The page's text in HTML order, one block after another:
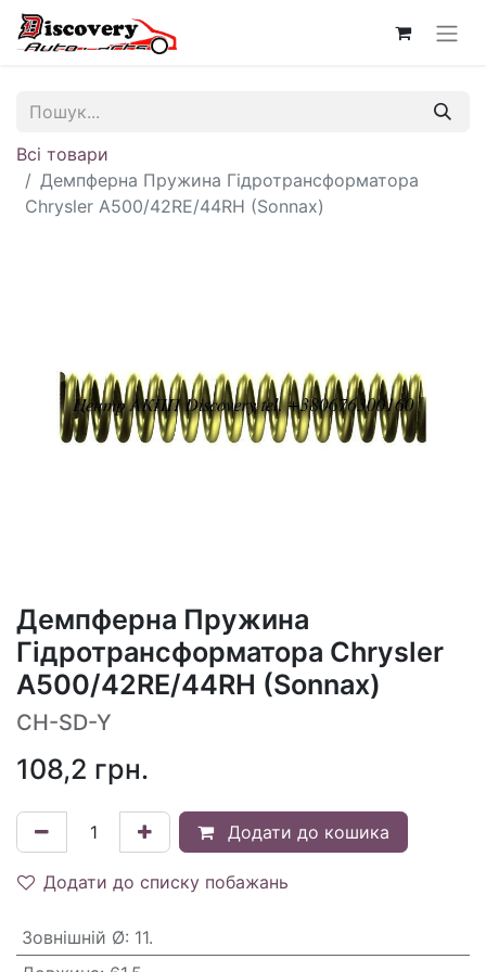
Всі товари
Демпферна Пружина Гідротрансформатора
Chrysler A500/42RE/44RH (Sonnax)
Демпферна Пружина
Гідротрансформатора Chrysler
A500/42RE/44RH (Sonnax)
CH-SD-Y
108,2 грн.
Додати до кошика
Додати до списку побажань
Зовнішній Ø: 11.